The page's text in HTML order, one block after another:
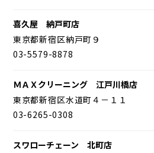
喜久屋 納戸町店
東京都新宿区納戸町９
03-5579-8878
ＭＡＸクリーニング 江戸川橋店
東京都新宿区水道町４－１１
03-6265-0308
スワローチェーン 北町店